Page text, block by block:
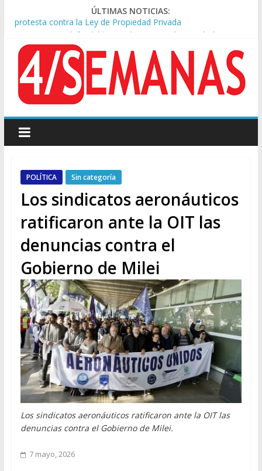
ÚLTIMAS NOTICIAS:
Sturzenegger defendió la Ley de Tierras y lamentó el retiro
Sáenz endurece su postura: rechaza cambios en Manejo del
Fuego y defiende la Ley de Tierras
Tormentas severas y fuertes ráfagas de viento: alerta del
Servicio Meteorológico
Los alquileres de departamentos en la CABA aumentaron
Represión frente al Congreso: tres detenidos durante la
protesta contra la Ley de Propiedad Privada
POLÍTICA Sin categoría
Los sindicatos aeronáuticos
ratificaron ante la OIT las
denuncias contra el
Gobierno de Milei
Los sindicatos aeronáuticos ratificaron ante la OIT las
denuncias contra el Gobierno de Milei.
7 mayo, 2026